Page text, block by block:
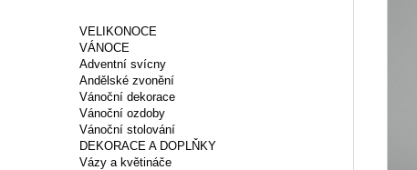
VELIKONOCE
VÁNOCE
Adventní svícny
Andělské zvonění
Vánoční dekorace
Vánoční ozdoby
Vánoční stolování
DEKORACE A DOPLŇKY
Vázy a květináče